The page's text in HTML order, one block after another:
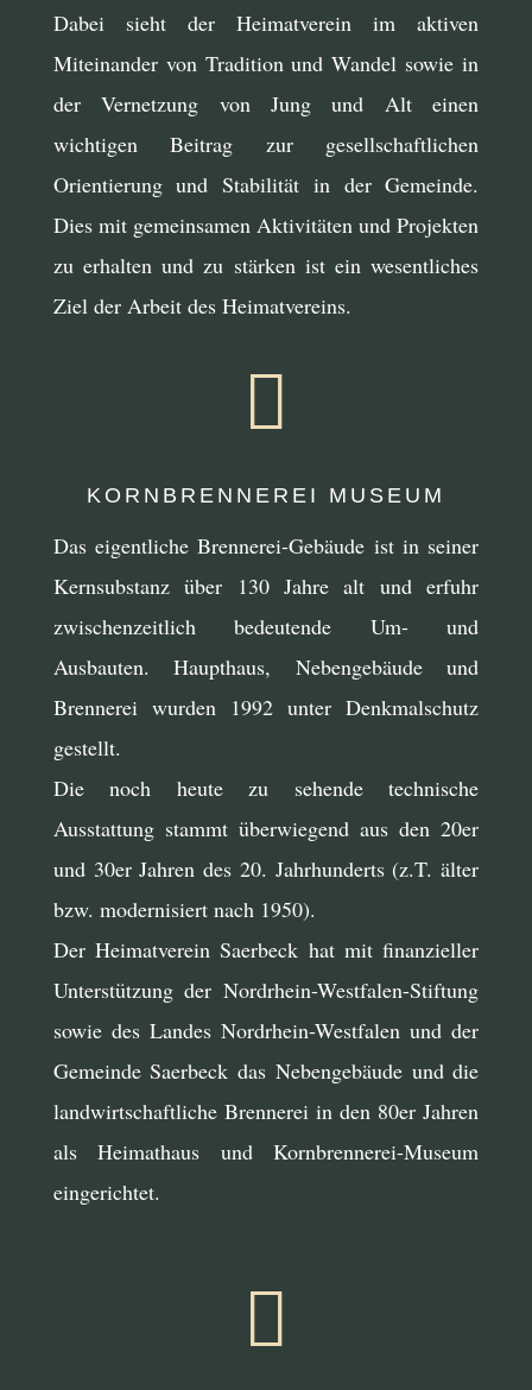
Dabei sieht der Heimatverein im aktiven
Miteinander von Tradition und Wandel sowie in
der Vernetzung von Jung und Alt einen
wichtigen Beitrag zur gesellschaftlichen
Orientierung und Stabilität in der Gemeinde.
Dies mit gemeinsamen Aktivitäten und Projekten
zu erhalten und zu stärken ist ein wesentliches
Ziel der Arbeit des Heimatvereins.

KORNBRENNEREI MUSEUM
Das eigentliche Brennerei-Gebäude ist in seiner
Kernsubstanz über 130 Jahre alt und erfuhr
zwischenzeitlich bedeutende Um- und
Ausbauten. Haupthaus, Nebengebäude und
Brennerei wurden 1992 unter Denkmalschutz
gestellt.
Die noch heute zu sehende technische
Ausstattung stammt überwiegend aus den 20er
und 30er Jahren des 20. Jahrhunderts (z.T. älter
bzw. modernisiert nach 1950).
Der Heimatverein Saerbeck hat mit finanzieller
Unterstützung der Nordrhein-Westfalen-Stiftung
sowie des Landes Nordrhein-Westfalen und der
Gemeinde Saerbeck das Nebengebäude und die
landwirtschaftliche Brennerei in den 80er Jahren
als Heimathaus und Kornbrennerei-Museum
eingerichtet.
